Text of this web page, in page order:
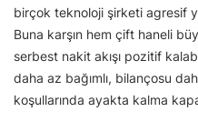
birçok teknoloji şirketi agresif
Buna karşın hem çift haneli
serbest nakit akışı pozitif
daha az bağımlı, bilançosu
koşullarında ayakta kalma